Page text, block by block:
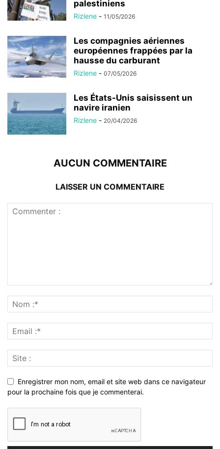
palestiniens
Rizlene - 11/05/2026
Les compagnies aériennes
européennes frappées par la
hausse du carburant
Rizlene - 07/05/2026
Les États-Unis saisissent un
navire iranien
Rizlene - 20/04/2026
AUCUN COMMENTAIRE
LAISSER UN COMMENTAIRE
Enregistrer mon nom, email et site web dans ce navigateur
pour la prochaine fois que je commenterai.